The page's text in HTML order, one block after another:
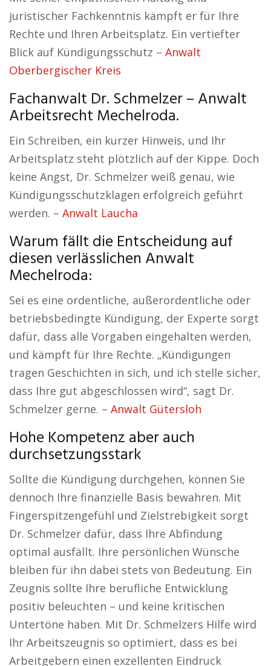
juristischer Fachkenntnis kämpft er für Ihre
Rechte und Ihren Arbeitsplatz. Ein vertiefter
Blick auf Kündigungsschutz – Anwalt
Oberbergischer Kreis
Fachanwalt Dr. Schmelzer – Anwalt
Arbeitsrecht Mechelroda.
Ein Schreiben, ein kurzer Hinweis, und Ihr
Arbeitsplatz steht plötzlich auf der Kippe. Doch
keine Angst, Dr. Schmelzer weiß genau, wie
Kündigungsschutzklagen erfolgreich geführt
werden. – Anwalt Laucha
Warum fällt die Entscheidung auf
diesen verlässlichen Anwalt
Mechelroda:
Sei es eine ordentliche, außerordentliche oder
betriebsbedingte Kündigung, der Experte sorgt
dafür, dass alle Vorgaben eingehalten werden,
und kämpft für Ihre Rechte. „Kündigungen
tragen Geschichten in sich, und ich stelle sicher,
dass Ihre gut abgeschlossen wird“, sagt Dr.
Schmelzer gerne. – Anwalt Gütersloh
Hohe Kompetenz aber auch
durchsetzungsstark
Sollte die Kündigung durchgehen, können Sie
dennoch Ihre finanzielle Basis bewahren. Mit
Fingerspitzengefühl und Zielstrebigkeit sorgt
Dr. Schmelzer dafür, dass Ihre Abfindung
optimal ausfällt. Ihre persönlichen Wünsche
bleiben für ihn dabei stets von Bedeutung. Ein
Zeugnis sollte Ihre berufliche Entwicklung
positiv beleuchten – und keine kritischen
Untertöne haben. Mit Dr. Schmelzers Hilfe wird
Ihr Arbeitszeugnis so optimiert, dass es bei
Arbeitgebern einen exzellenten Eindruck